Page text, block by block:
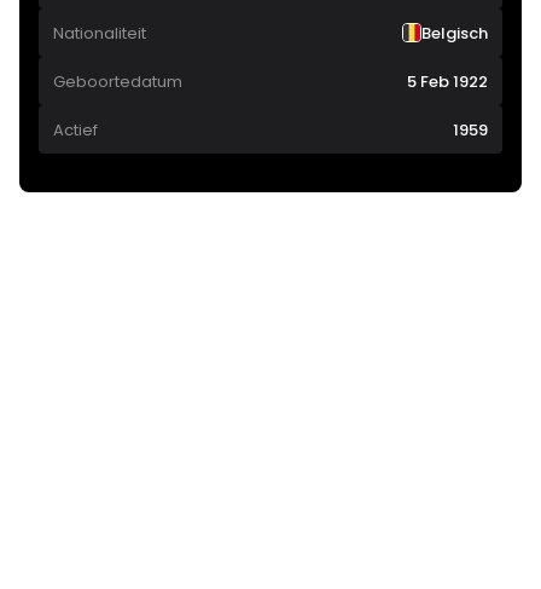
Nationaliteit Belgisch
Geboortedatum 5 Feb 1922
Actief 1959